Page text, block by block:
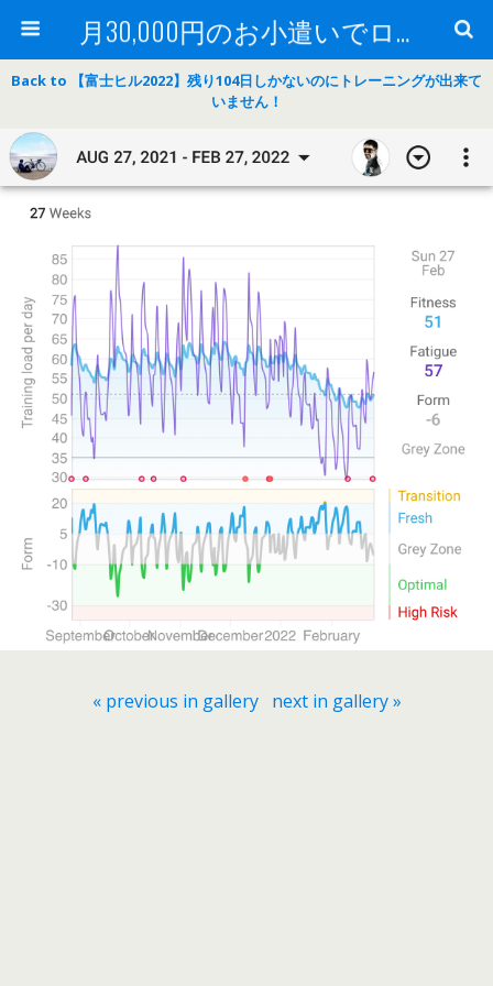
月30,000円のお小遣いでロードバイク
Back to 【富士ヒル2022】残り104日しかないのにトレーニングが出来て
いません！
« previous in gallery next in gallery »